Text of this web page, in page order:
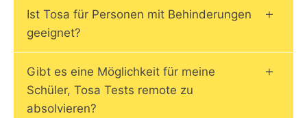
Ist Tosa für Personen mit Behinderungen
geeignet?
Gibt es eine Möglichkeit für meine
Schüler, Tosa Tests remote zu
absolvieren?